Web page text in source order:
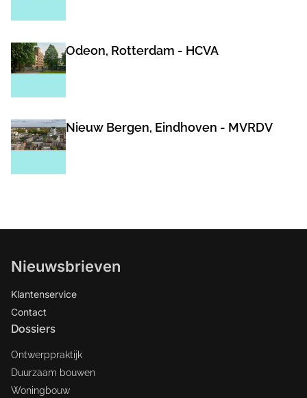
Odeon, Rotterdam - HCVA
Nieuw Bergen, Eindhoven - MVRDV
Nieuwsbrieven
Klantenservice
Contact
Dossiers
Ontwerppraktijk
Duurzaam bouwen
Woningbouw